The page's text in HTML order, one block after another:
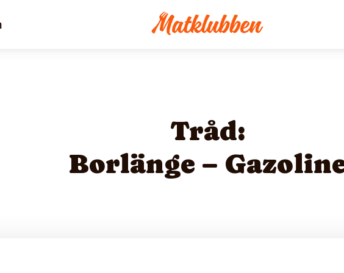
Tråd:
Borlänge –